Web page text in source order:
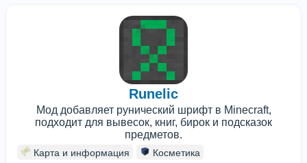
Runelic
Мод добавляет рунический шрифт в Minecraft,
подходит для вывесок, книг, бирок и подсказок
предметов.
Карта и информация
Косметика